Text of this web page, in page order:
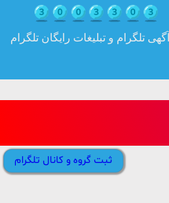
آگهی تلگرام و تبلیغات رایگان تلگرام
ثبت گروه و کانال تلگرام